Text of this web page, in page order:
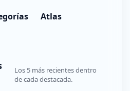
Atlas
Los 5 más recientes dentro
de cada destacada.